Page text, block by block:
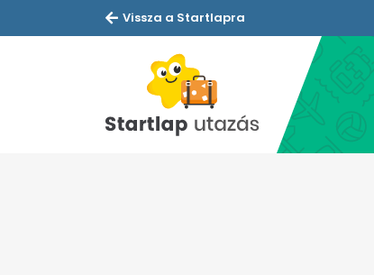
Vissza a Startlapra